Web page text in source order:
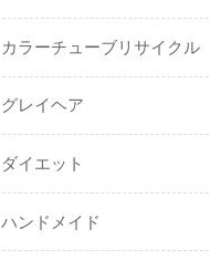
カラーチューブリサイクル
グレイヘア
ダイエット
ハンドメイド